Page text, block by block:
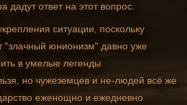
ответ на этот вопрос.
ситуации, поскольку
"злачный юнионизм" давно уже
в умелые легенды
но чужеземцев и не-людей всё же
еженощно и ежедневно